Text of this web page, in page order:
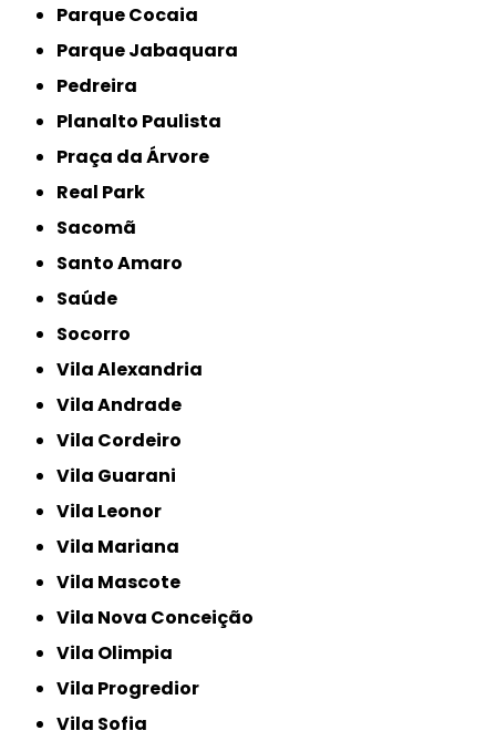
Parque Cocaia
Parque Jabaquara
Pedreira
Planalto Paulista
Praça da Árvore
Real Park
Sacomã
Santo Amaro
Saúde
Socorro
Vila Alexandria
Vila Andrade
Vila Cordeiro
Vila Guarani
Vila Leonor
Vila Mariana
Vila Mascote
Vila Nova Conceição
Vila Olimpia
Vila Progredior
Vila Sofia